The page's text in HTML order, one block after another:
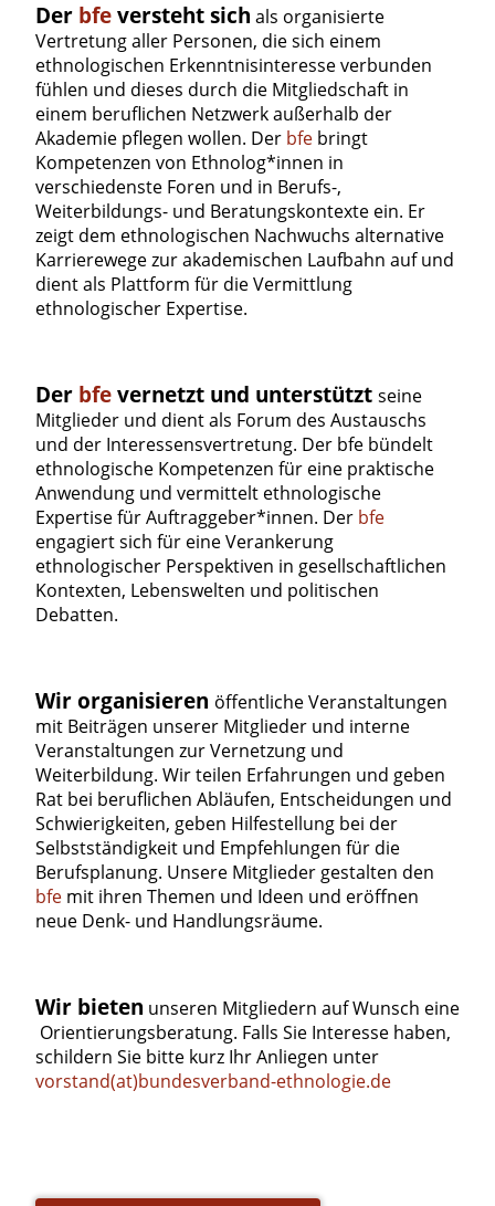
Der bfe versteht sich als organisierte
Vertretung aller Personen, die sich einem
ethnologischen Erkenntnisinteresse verbunden
fühlen und dieses durch die Mitgliedschaft in
einem beruflichen Netzwerk außerhalb der
Akademie pflegen wollen. Der bfe bringt
Kompetenzen von Ethnolog*innen in
verschiedenste Foren und in Berufs-,
Weiterbildungs- und Beratungskontexte ein. Er
zeigt dem ethnologischen Nachwuchs alternative
Karrierewege zur akademischen Laufbahn auf und
dient als Plattform für die Vermittlung
ethnologischer Expertise.
Der bfe vernetzt und unterstützt seine
Mitglieder und dient als Forum des Austauschs
und der Interessensvertretung. Der bfe bündelt
ethnologische Kompetenzen für eine praktische
Anwendung und vermittelt ethnologische
Expertise für Auftraggeber*innen. Der bfe
engagiert sich für eine Verankerung
ethnologischer Perspektiven in gesellschaftlichen
Kontexten, Lebenswelten und politischen
Debatten.
Wir organisieren öffentliche Veranstaltungen
mit Beiträgen unserer Mitglieder und interne
Veranstaltungen zur Vernetzung und
Weiterbildung. Wir teilen Erfahrungen und geben
Rat bei beruflichen Abläufen, Entscheidungen und
Schwierigkeiten, geben Hilfestellung bei der
Selbstständigkeit und Empfehlungen für die
Berufsplanung. Unsere Mitglieder gestalten den
bfe mit ihren Themen und Ideen und eröffnen
neue Denk- und Handlungsräume.
Wir bieten unseren Mitgliedern auf Wunsch eine
Orientierungsberatung. Falls Sie Interesse haben,
schildern Sie bitte kurz Ihr Anliegen unter
vorstand(at)bundesverband-ethnologie.de